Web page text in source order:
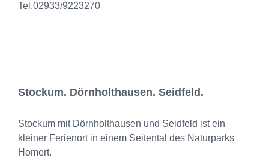
Tel.02933/9223270
Stockum. Dörnholthausen. Seidfeld.
Stockum mit Dörnholthausen und Seidfeld ist ein
kleiner Ferienort in einem Seitental des Naturparks
Homert.